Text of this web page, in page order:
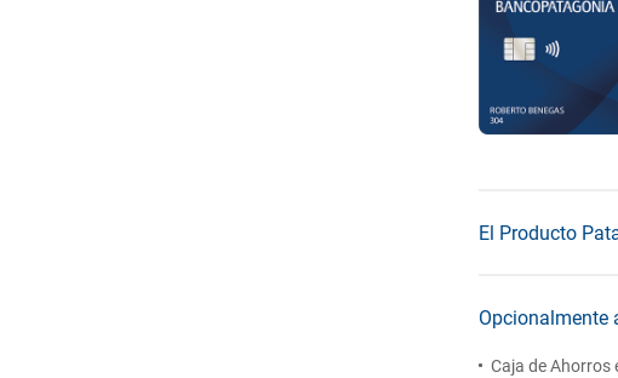
El Producto
Opcionalmente
Caja de Ahorros